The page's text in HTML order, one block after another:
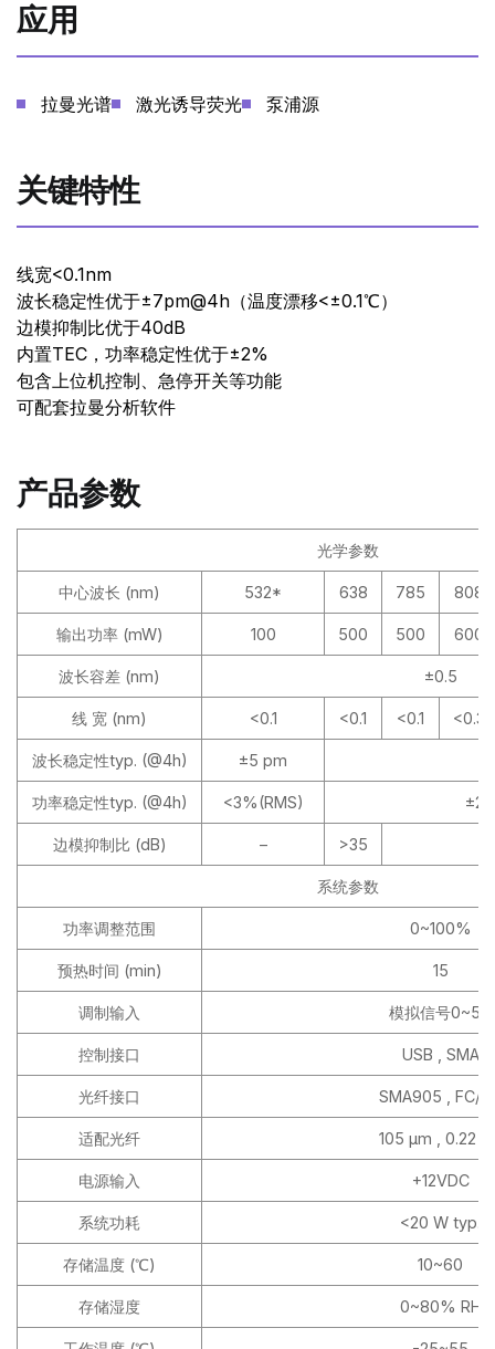
应用
拉曼光谱 激光诱导荧光 泵浦源
关键特性
线宽<0.1nm
波长稳定性优于±7pm@4h（温度漂移<±0.1℃）
边模抑制比优于40dB
内置TEC，功率稳定性优于±2%
包含上位机控制、急停开关等功能
可配套拉曼分析软件
产品参数
光学参数
中心波长 (nm) 532* 638 785 808
输出功率 (mW) 100 500 500 600
波长容差 (nm) ±0.5
线 宽 (nm) <0.1 <0.1 <0.1 <0.3
波长稳定性typ. (@4h) ±5 pm
功率稳定性typ. (@4h) <3%(RMS)
边模抑制比 (dB) – >35
系统参数
功率调整范围 0~100%
预热时间 (min) 15
调制输入 模拟信号0~5V
控制接口 USB , SMA
光纤接口 SMA905 , FC/
适配光纤 105 μm , 0.22
电源输入 +12VDC
系统功耗 <20 W typ.
存储温度 (℃) ­10~60
存储湿度 0~80% RH